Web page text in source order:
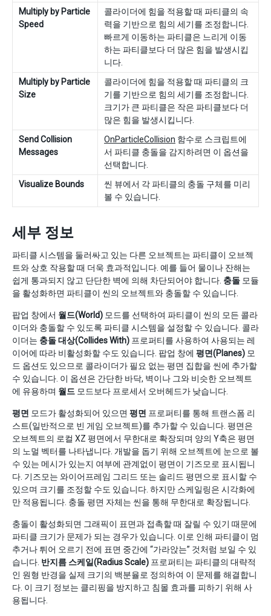
Multiply by Particle
Speed
콜라이더에 힘을 적용할 때 파티클의 속
력을 기반으로 힘의 세기를 조정합니다.
빠르게 이동하는 파티클은 느리게 이동
하는 파티클보다 더 많은 힘을 발생시킵
니다.
Multiply by Particle
Size
콜라이더에 힘을 적용할 때 파티클의 크
기를 기반으로 힘의 세기를 조정합니다.
크기가 큰 파티클은 작은 파티클보다 더
많은 힘을 발생시킵니다.
Send Collision
Messages
OnParticleCollision 함수로 스크립트에
서 파티클 충돌을 감지하려면 이 옵션을
선택합니다.
Visualize Bounds
씬 뷰에서 각 파티클의 충돌 구체를 미리
볼 수 있습니다.
세부 정보
파티클 시스템을 둘러싸고 있는 다른 오브젝트는 파티클이 오브젝
트와 상호 작용할 때 더욱 효과적입니다. 예를 들어 물이나 잔해는
쉽게 통과되지 않고 단단한 벽에 의해 차단되어야 합니다. 충돌 모듈
을 활성화하면 파티클이 씬의 오브젝트와 충돌할 수 있습니다.
팝업 창에서 월드(World) 모드를 선택하여 파티클이 씬의 모든 콜라
이더와 충돌할 수 있도록 파티클 시스템을 설정할 수 있습니다. 콜라
이더는 충돌 대상(Collides With) 프로퍼티를 사용하여 사용되는 레
이어에 따라 비활성화할 수도 있습니다. 팝업 창에 평면(Planes) 모
드 옵션도 있으므로 콜라이더가 필요 없는 평면 집합을 씬에 추가할
수 있습니다. 이 옵션은 간단한 바닥, 벽이나 그와 비슷한 오브젝트
에 유용하며 월드 모드보다 프로세서 오버헤드가 낮습니다.
평면 모드가 활성화되어 있으면 평면 프로퍼티를 통해 트랜스폼 리
스트(일반적으로 빈 게임 오브젝트)를 추가할 수 있습니다. 평면은
오브젝트의 로컬 XZ 평면에서 무한대로 확장되며 양의 Y축은 평면
의 노멀 벡터를 나타냅니다. 개발을 돕기 위해 오브젝트에 눈으로 볼
수 있는 메시가 있는지 여부에 관계없이 평면이 기즈모로 표시됩니
다. 기즈모는 와이어프레임 그리드 또는 솔리드 평면으로 표시할 수
있으며 크기를 조정할 수도 있습니다. 하지만 스케일링은 시각화에
만 적용됩니다. 충돌 평면 자체는 씬을 통해 무한대로 확장됩니다.
충돌이 활성화되면 그래픽이 표면과 접촉할 때 잘릴 수 있기 때문에
파티클 크기가 문제가 되는 경우가 있습니다. 이로 인해 파티클이 멈
추거나 튀어 오르기 전에 표면 중간에 “가라앉는” 것처럼 보일 수 있
습니다. 반지름 스케일(Radius Scale) 프로퍼티는 파티클의 대략적
인 원형 반경을 실제 크기의 백분율로 정의하여 이 문제를 해결합니
다. 이 크기 정보는 클리핑을 방지하고 침몰 효과를 피하기 위해 사
용됩니다.